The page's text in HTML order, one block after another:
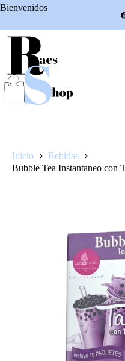
Saltar
Bienvenidos
Inicio
Bebidas
Bubble Tea Instantaneo con